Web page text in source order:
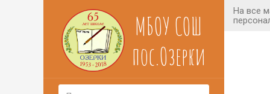
МБОУ СОШ
пос.Озерки